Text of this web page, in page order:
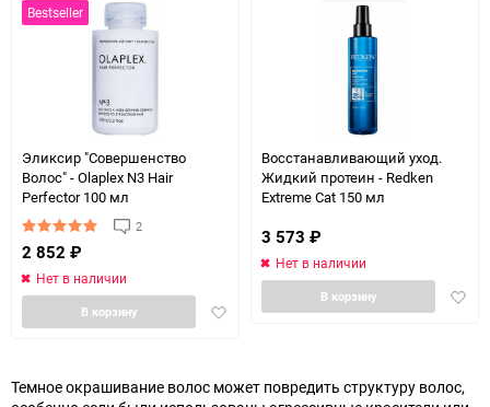
Bestseller
Эликсир "Совершенство
Волос" - Olaplex N3 Hair
Perfector 100 мл
2
2 852 ₽
Нет в наличии
Добавить
В корзину
Восстанавливающий уход.
Жидкий протеин - Redken
Extreme Cat 150 мл
3 573 ₽
Нет в наличии
В корзину
Темное окрашивание волос может повредить структуру волос,